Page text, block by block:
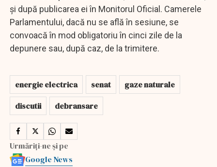
şi după publicarea ei în Monitorul Oficial. Camerele
Parlamentului, dacă nu se află în sesiune, se
convoacă în mod obligatoriu în cinci zile de la
depunere sau, după caz, de la trimitere.
energie electrica senat
gaze naturale
discutii
debransare
Urmăriți-ne și pe
Google News